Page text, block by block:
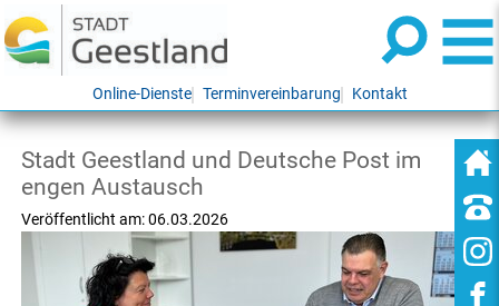
Online-Dienste Terminvereinbarung Kontakt
Stadt Geestland und Deutsche Post im
engen Austausch
Veröffentlicht am:06.03.2026